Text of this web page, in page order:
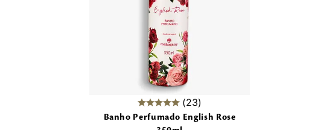
23
Banho Perfumado English Rose